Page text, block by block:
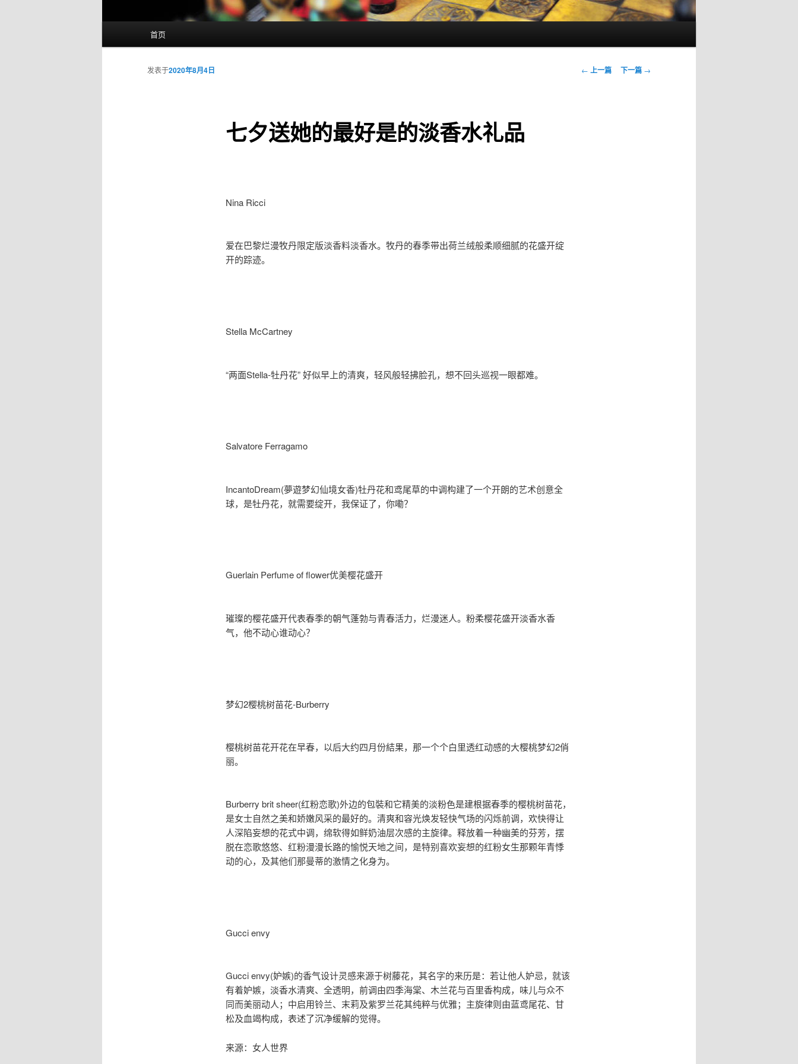
首页
文
← 上一篇 下一篇 →
七夕送她的最好是的淡香水礼品
发表于2020年8月4日
Nina Ricci
爱在巴黎烂漫牧丹限定版淡香料淡香水。牧丹的春季带出荷兰绒般柔顺细腻的花盛开绽
开的踪迹。
Stella McCartney
“两面Stella-牡丹花” 好似早上的清爽，轻风般轻拂脸孔，想不回头巡视一眼都难。
Salvatore Ferragamo
IncantoDream(夢遊梦幻仙境女香)牡丹花和鸢尾草的中调构建了一个开朗的艺术创意全
球，是牡丹花，就需要绽开，我保证了，你嘞？
Guerlain Perfume of flower优美樱花盛开
璀璨的樱花盛开代表春季的朝气蓬勃与青春活力，烂漫迷人。粉柔樱花盛开淡香水香
气，他不动心谁动心？
梦幻2樱桃树苗花-Burberry
樱桃树苗花开花在早春，以后大约四月份結果，那一个个白里透红动感的大樱桃梦幻2俏
丽。
Burberry brit sheer(红粉恋歌)外边的包裝和它精美的淡粉色是建根据春季的樱桃树苗花，
是女士自然之美和娇嫩风采的最好的。清爽和容光焕发轻快气场的闪烁前调，欢快得让
人深陷妄想的花式中调，绵软得如鲜奶油层次感的主旋律。释放着一种幽美的芬芳，摆
脱在恋歌悠悠、红粉漫漫长路的愉悦天地之间，是特别喜欢妄想的红粉女生那颗年青悸
动的心，及其他们那曼蒂的激情之化身为。
Gucci envy
Gucci envy(妒嫉)的香气设计灵感来源于树藤花，其名字的来历是：若让他人妒忌，就该
有着妒嫉，淡香水清爽、全透明，前调由四季海棠、木兰花与百里香构成，味儿与众不
同而美丽动人；中启用铃兰、末莉及紫罗兰花其纯粹与优雅；主旋律则由蓝鸢尾花、甘
松及血竭构成，表述了沉净缓解的觉得。
来源：女人世界